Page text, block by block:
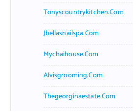
Tonyscountrykitchen.com
Jbellasnailspa.com
Mychaihouse.com
Alvisgrooming.com
Thegeorginaestate.com